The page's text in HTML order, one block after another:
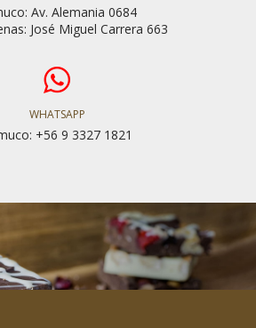
Av. Alemania 0684
José Miguel Carrera 663
WHATSAPP
+56 9 3327 1821